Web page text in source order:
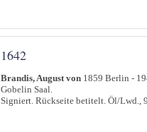
1642
Brandis, August von 1859 Berlin -
Gobelin Saal.
Signiert. Rückseite betitelt. Öl/Lwd.,